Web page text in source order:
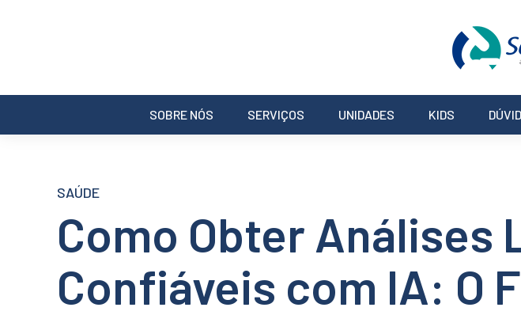
SOBRE NÓS SERVIÇOS UNIDADES KIDS
SAÚDE
Como Obter Análises
Confiáveis com IA: O